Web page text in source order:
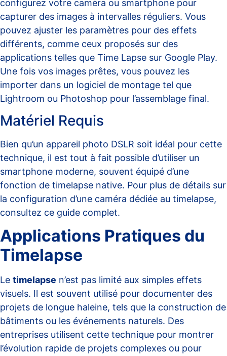
configurez votre caméra ou smartphone pour
capturer des images à intervalles réguliers. Vous
pouvez ajuster les paramètres pour des effets
différents, comme ceux proposés sur des
applications telles que Time Lapse sur Google Play.
Une fois vos images prêtes, vous pouvez les
importer dans un logiciel de montage tel que
Lightroom ou Photoshop pour l’assemblage final.
Matériel Requis
Bien qu’un appareil photo DSLR soit idéal pour cette
technique, il est tout à fait possible d’utiliser un
smartphone moderne, souvent équipé d’une
fonction de timelapse native. Pour plus de détails sur
la configuration d’une caméra dédiée au timelapse,
consultez ce guide complet.
Applications Pratiques du
Timelapse
Le timelapse n’est pas limité aux simples effets
visuels. Il est souvent utilisé pour documenter des
projets de longue haleine, tels que la construction de
bâtiments ou les événements naturels. Des
entreprises utilisent cette technique pour montrer
l’évolution rapide de projets complexes ou pour